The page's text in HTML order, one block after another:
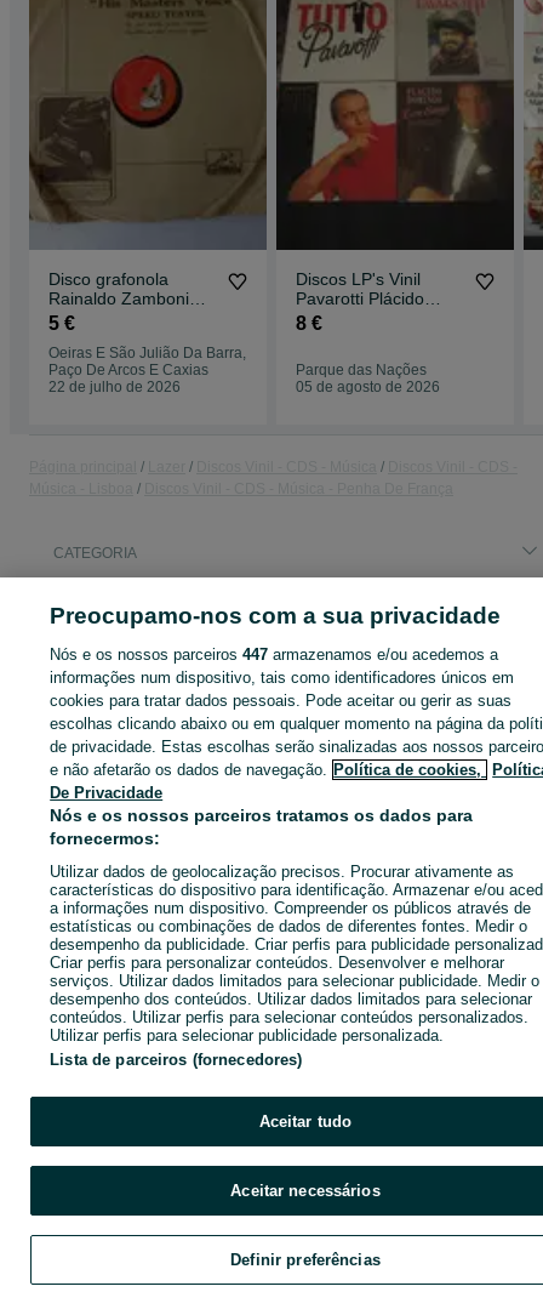
Disco grafonola
Rainaldo Zamboni
"Manon" Zanardini
5 €
Oeiras E São Julião Da Barra,
Paço De Arcos E Caxias
22 de julho de 2026
Discos LP's Vinil
Pavarotti Plácido
Domingo e José
8 €
Parque das Nações
05 de agosto de 2026
CATEGORIA
658981256 Cliques:
Entra na tua conta OLX ou cria uma nova para contactares
anunciante
Entrar ou criar conta
Enviar mensagem
Preocupamo-nos com a sua privacidade
Nós e os nossos parceiros447 armazenamos e/ou acedemos a
informações num dispositivo, tais como identificadores únicos em
cookies para tratar dados pessoais. Pode aceitar ou gerir as suas
escolhas clicando abaixo ou em qualquer momento na página da
de privacidade. Estas escolhas serão sinalizadas aos nossos
e não afetarão os dados de navegação. Política de cookies,
De Privacidade
Nós e os nossos parceiros tratamos os dados para
fornecermos:
Utilizar dados de geolocalização precisos. Procurar ativamente as
características do dispositivo para identificação. Armazenar e/ou
a informações num dispositivo. Compreender os públicos através de
estatísticas ou combinações de dados de diferentes fontes. Medir o
desempenho da publicidade. Criar perfis para publicidade
Criar perfis para personalizar conteúdos. Desenvolver e melhorar
serviços. Utilizar dados limitados para selecionar publicidade. Medir o
desempenho dos conteúdos. Utilizar dados limitados para selecionar
conteúdos. Utilizar perfis para selecionar conteúdos personalizados.
Utilizar perfis para selecionar publicidade personalizada.
Lista de parceiros (fornecedores)
Aceitar tudo
Aceitar necessários
Definir preferências